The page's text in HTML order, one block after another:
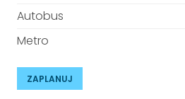
Autobus
Metro
ZAPLANUJ